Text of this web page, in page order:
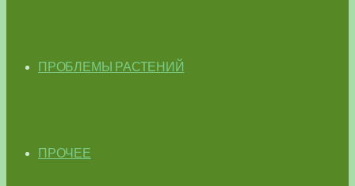
ПРОБЛЕМЫ РАСТЕНИЙ
ПРОЧЕЕ